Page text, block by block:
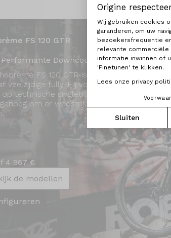
Origine
Wij gebruiken cookies
garanderen, om uw
bezoekersfrequentie
relevante commerciële
informatie inwinnen of
'Finetunen' te klikken.
Lees onze privacy
Sluiten
FS 120 GTR
Performante Downcountry
FS 120 GTR is onze
veelzijdige fully. Hij voelt zich
technische singletracks en hij is
om er wedstrijden mee te
4 967 €
de modellen